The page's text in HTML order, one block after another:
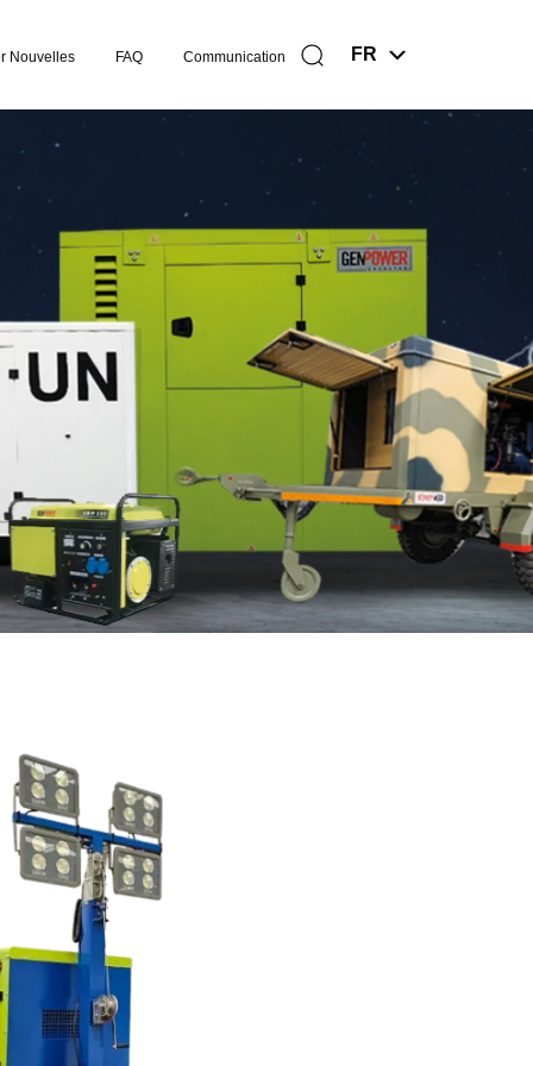
Nouvelles FAQ Communication FR